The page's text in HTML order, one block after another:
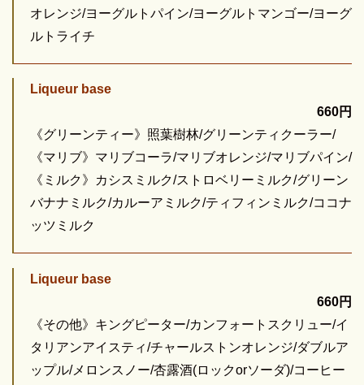
オレンジ/ヨーグルトパイン/ヨーグルトマンゴー/ヨーグ
ルトライチ
Liqueur base
660円
《グリーンティー》照葉樹林/グリーンティクーラー/
《マリブ》マリブコーラ/マリブオレンジ/マリブパイン/
《ミルク》カシスミルク/ストロベリーミルク/グリーン
バナナミルク/カルーアミルク/ティフィンミルク/ココナ
ッツミルク
Liqueur base
660円
《その他》キングピーター/カンフォートスクリュー/イ
タリアンアイスティ/チャールストンオレンジ/ダブルア
ップル/メロンスノー/杏露酒(ロックorソーダ)/コーヒー